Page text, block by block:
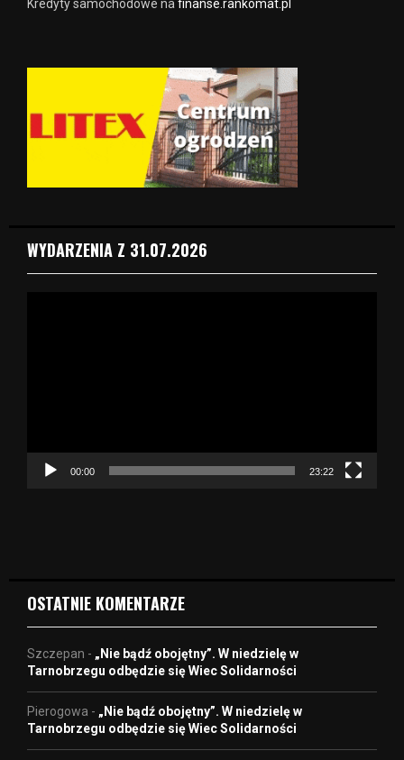
Kredyty samochodowe na finanse.rankomat.pl
WYDARZENIA Z 31.07.2026
c
00:00 23:22
OSTATNIE KOMENTARZE
Szczepan - „Nie bądź obojętny”. W niedzielę w
Tarnobrzegu odbędzie się Wiec Solidarności
Pierogowa - „Nie bądź obojętny”. W niedzielę w
Tarnobrzegu odbędzie się Wiec Solidarności